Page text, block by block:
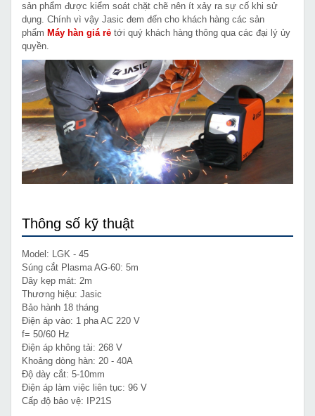
sản phẩm được kiểm soát chặt chẽ nên ít xảy ra sự cố khi sử
dụng. Chính vì vậy Jasic đem đến cho khách hàng các sản
phẩm Máy hàn giá rẻ tới quý khách hàng thông qua các đại lý ủy
quyền.
Thông số kỹ thuật
Model: LGK - 45
Súng cắt Plasma AG-60: 5m
Dây kẹp mát: 2m
Thương hiệu: Jasic
Bảo hành 18 tháng
Điện áp vào: 1 pha AC 220 V
f= 50/60 Hz
Điện áp không tải: 268 V
Khoảng dòng hàn: 20 - 40A
Độ dày cắt: 5-10mm
Điện áp làm việc liên tục: 96 V
Cấp độ bảo vệ: IP21S